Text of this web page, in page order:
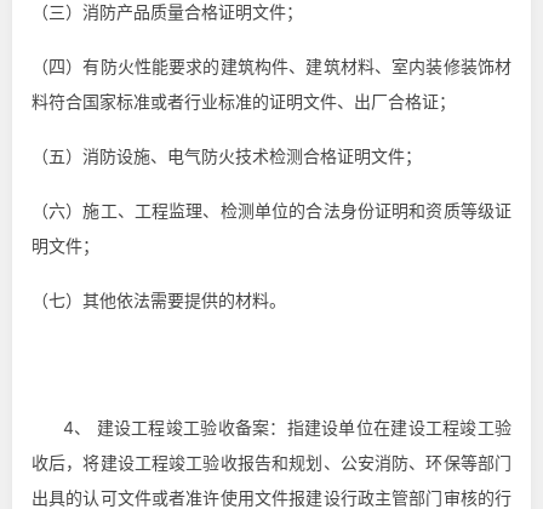
（三）消防产品质量合格证明文件；
（四）有防火性能要求的建筑构件、建筑材料、室内装修装饰材
料符合国家标准或者行业标准的证明文件、出厂合格证；
（五）消防设施、电气防火技术检测合格证明文件；
（六）施工、工程监理、检测单位的合法身份证明和资质等级证
明文件；
（七）其他依法需要提供的材料。
4、 建设工程竣工验收备案： 指建设单位在建设工程竣工验
收后，将建设工程竣工验收报告和规划、公安消防、环保等部门
出具的认可文件或者准许使用文件报建设行政主管部门审核的行